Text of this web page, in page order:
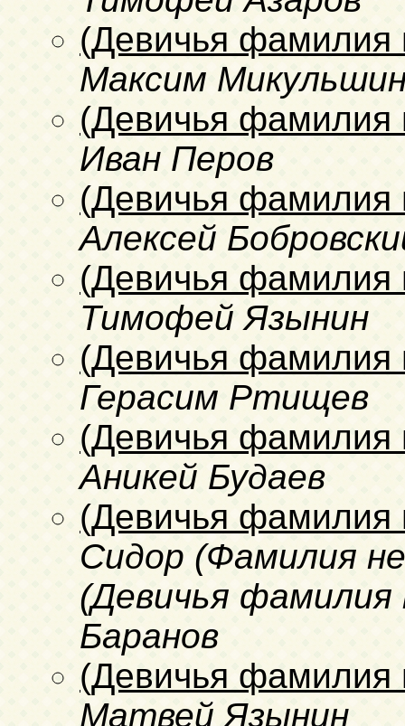
(Девичья фамилия
Максим
(Девичья фамилия
Иван Перов
(Девичья фамилия
Алексей
(Девичья фамилия
Тимофей Язынин
(Девичья фамилия
Герасим Ртищев
(Девичья фамилия
Аникей Будаев
(Девичья фамилия
Сидор (Фамилия
(Девичья фамилия
Баранов
(Девичья фамилия
Матвей Язынин